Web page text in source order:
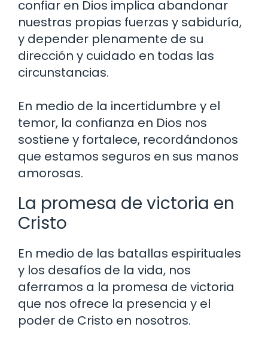
confiar en Dios implica abandonar
nuestras propias fuerzas y sabiduría,
y depender plenamente de su
dirección y cuidado en todas las
circunstancias.
En medio de la incertidumbre y el
temor, la confianza en Dios nos
sostiene y fortalece, recordándonos
que estamos seguros en sus manos
amorosas.
La promesa de victoria en
Cristo
En medio de las batallas espirituales
y los desafíos de la vida, nos
aferramos a la promesa de victoria
que nos ofrece la presencia y el
poder de Cristo en nosotros.